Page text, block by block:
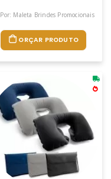
Por: Maleta Brindes Promocionais
ORÇAR PRODUTO